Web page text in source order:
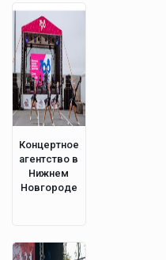
Концертное
агентство в
Нижнем
Новгороде